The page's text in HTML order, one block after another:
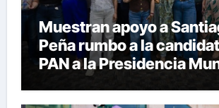
Muestran apoyo a
Peña rumbo a la
PAN a la Presidencia